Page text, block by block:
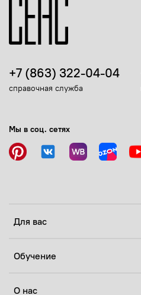
Для вас
Обучение
О нас
+7 (863) 322-04-04
справочная служба
Мы в соц. сетях